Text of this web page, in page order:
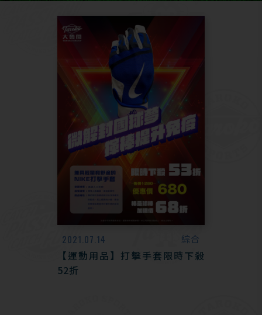
2021.07.14 綜合
【運動用品】打擊手套限時下殺
52折